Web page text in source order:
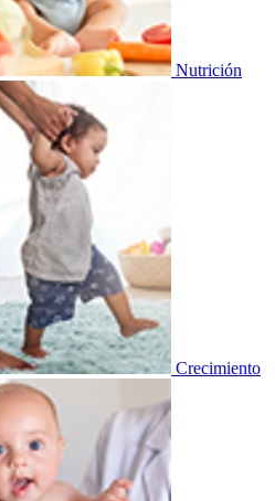
Nutrición
Crecimiento